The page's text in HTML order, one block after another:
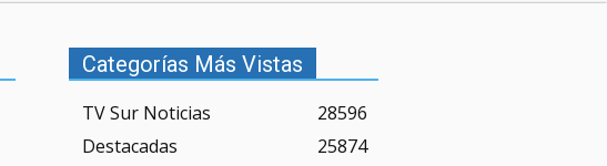
Categorías Más Vistas
TV Sur Noticias
28596
Destacadas
25874